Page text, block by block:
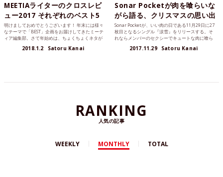
MEETIAライターのクロスレビ
ュー2017 それぞれのベスト5
明けましておめでとうございます！ 年末には様々
なテーマで「BEST」企画をお届けしてきたミーテ
ィア編集部。さて年始めは、ちょくちょくネタが
2018.1.2 Satoru Kanai
Sonar Pocketが肉を喰らいな
がら語る、クリスマスの思い出
Sonar Pocketが、いい肉の日である11月29日に27
枚目となるシングル『涙雪』をリリースする。そ
れならメンバーのセクシーでキュートな肉に喰ら
r Pocketファンへのクリスマスプレゼントでもあ
2017.11.29 Satoru Kanai
RANKING
人気の記事
WEEKLY MONTHLY TOTAL